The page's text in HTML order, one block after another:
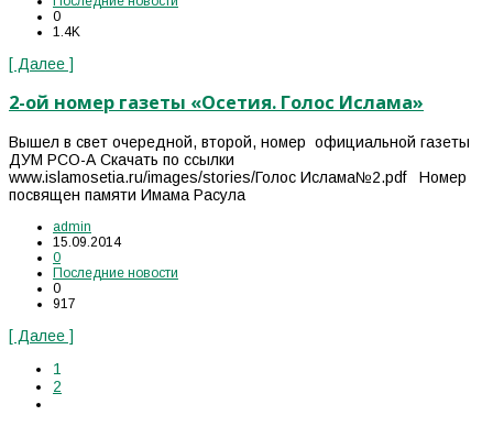
0
1.4K
[ Далее ]
2-ой номер газеты «Осетия. Голос Ислама»
Вышел в свет очередной, второй, номер официальной газеты
ДУМ РСО-А Скачать по ссылки
www.islamosetia.ru/images/stories/Голос Ислама№2.pdf Номер
посвящен памяти Имама Расула
admin
15.09.2014
0
Последние новости
0
917
[ Далее ]
1
2